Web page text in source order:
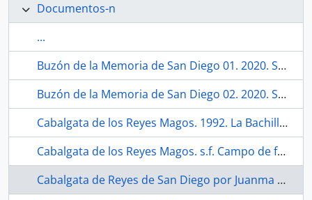
Documentos-n
...
Buzón de la Memoria de San Diego 01. 2020. Sevilla (España)
Buzón de la Memoria de San Diego 02. 2020. Sevilla (España)
Cabalgata de los Reyes Magos. 1992. La Bachillera (barrio, Sevilla, España, ca.1948)
Cabalgata de los Reyes Magos. s.f. Campo de fútbol de la Bachillera (Sevilla, España)
Cabalgata de Reyes de San Diego por Juanma del bloque 13. 2020. Sevilla (España).